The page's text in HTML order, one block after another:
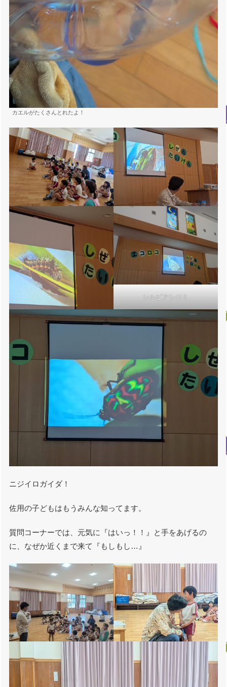
カエルがたくさんとれたよ！
シルビアシジミ
ニジイロガイダ！
佐用の子どもはもうみんな知ってます。
質問コーナーでは、元気に『はいっ！！』と手をあげるの
に、なぜか近くまで来て『もしもし…』